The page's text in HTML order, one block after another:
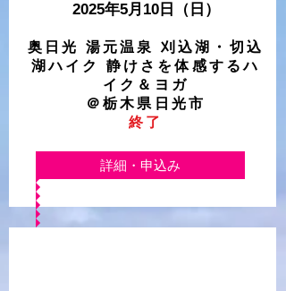
2025年5月 10日（日）
奥日光 湯元温泉 刈込湖・切込
湖ハイク 静けさを体感するハ
イク ＆ヨガ
＠栃木県日光市
​終了
詳細・申込み